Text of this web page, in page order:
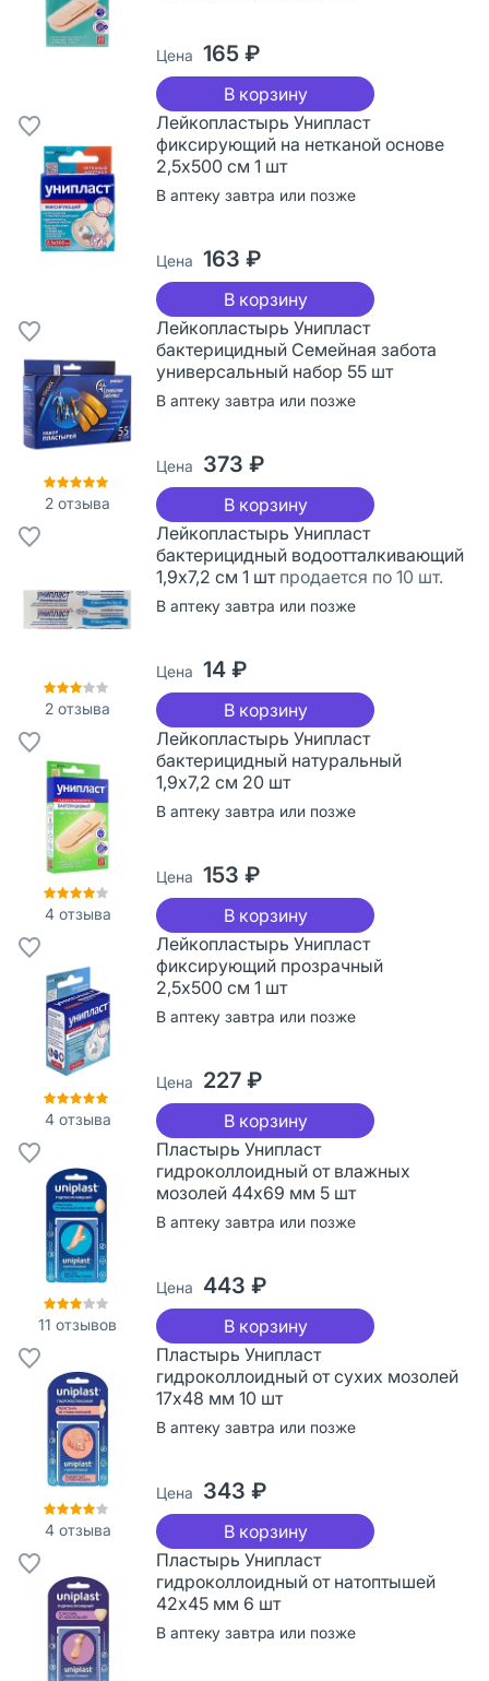
Цена 165 ₽
В корзину
Лейкопластырь Унипласт
фиксирующий на нетканой основе
2,5х500 см 1 шт
В аптеку завтра или позже
Цена 163 ₽
В корзину
2 отзыва
Лейкопластырь Унипласт
бактерицидный Семейная забота
универсальный набор 55 шт
В аптеку завтра или позже
Цена 373 ₽
В корзину
2 отзыва
Лейкопластырь Унипласт
бактерицидный водоотталкивающий
1,9x7,2 см 1 шт продается по 10 шт.
В аптеку завтра или позже
Цена 14 ₽
В корзину
4отзыва
Лейкопластырь Унипласт
бактерицидный натуральный
1,9х7,2 см 20 шт
В аптеку завтра или позже
Цена 153 ₽
В корзину
4отзыва
Лейкопластырь Унипласт
фиксирующий прозрачный
2,5x500 см 1 шт
В аптеку завтра или позже
Цена 227 ₽
В корзину
11 отзывов
Пластырь Унипласт
гидроколлоидный от влажных
мозолей 44х69 мм 5 шт
В аптеку завтра или позже
Цена 443 ₽
В корзину
4отзыва
Пластырь Унипласт
гидроколлоидный от сухих мозолей
17х48 мм 10 шт
В аптеку завтра или позже
Цена 343 ₽
В корзину
Пластырь Унипласт
гидроколлоидный от натоптышей
42х45 мм 6 шт
В аптеку завтра или позже